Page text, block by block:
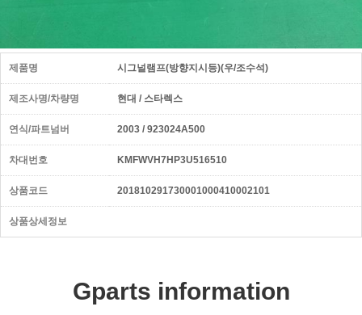
제품명 시그널램프(방향지시등)(우/조수석)
제조사명/차량명 현대 / 스타렉스
연식/파트넘버 2003 / 923024A500
차대번호 KMFWVH7HP3U516510
상품코드 201810291730001000410002101
상품상세정보
Gparts information